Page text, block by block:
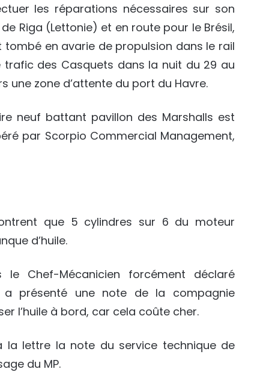
les réparations nécessaires sur son
Riga (Lettonie) et en route pour le Brésil,
en avarie de propulsion dans le rail
des Casquets dans la nuit du 29 au
une zone d’attente du port du Havre.
neuf battant pavillon des Marshalls est
par Scorpio Commercial Management,
que 5 cylindres sur 6 du moteur
d’huile.
Chef-Mécanicien forcément déclaré
a présenté une note de la compagnie
l’huile à bord, car cela coûte cher.
la lettre la note du service technique de
du MP.